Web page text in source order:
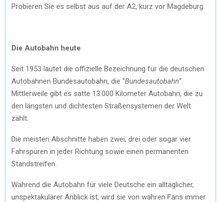
Probieren Sie es selbst aus auf der A2, kurz vor Magdeburg.
Die Autobahn heute
Seit 1953 lautet die offizielle Bezeichnung für die deutschen
Autobahnen Bundesautobahn, die “Bundesautobahn“.
Mittlerweile gibt es satte 13.000 Kilometer Autobahn, die zu
den längsten und dichtesten Straßensystemen der Welt
zählt.
Die meisten Abschnitte haben zwei, drei oder sogar vier
Fahrspuren in jeder Richtung sowie einen permanenten
Standstreifen.
Während die Autobahn für viele Deutsche ein alltäglicher,
unspektakulärer Anblick ist, wird sie von wahren Fans immer